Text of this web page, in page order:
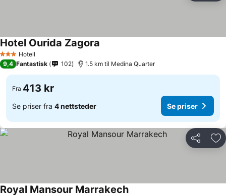
3 StjernerHotell
Hotel Ourida Zagora
9,4 Fantastisk 102 1.5 km til Medina Quarter
Fra 413 kr
Se priser fra 4 nettsteder Se priser
Del
Royal Mansour Marrakech